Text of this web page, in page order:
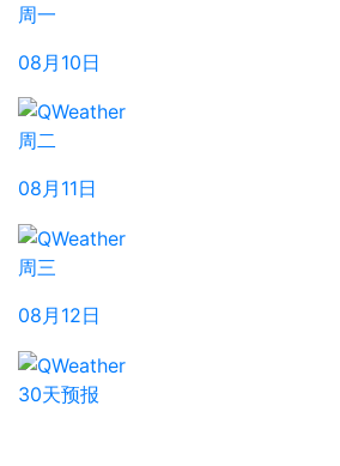
周一
08月10日
周二
08月11日
周三
08月12日
30天预报